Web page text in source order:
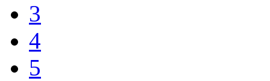
3
4
5